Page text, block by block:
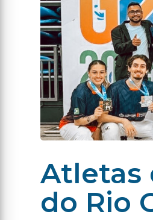
Atletas
do Rio